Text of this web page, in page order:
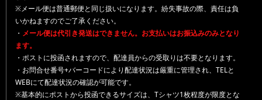
※メール便は普通郵便と同じ扱いになります。紛失事故の際、責任は負
いかねますのでご了承ください。
・ メール便は代引き発送はできません。お支払いはお振込みのみとなり
ます。
・ポストに投函されますので、配達員からの受取りは不要となります。
・お問合せ番号+バーコードにより配達状況は厳重に管理され、TELと
WEBにて配達状況の確認が可能です。
※基本的にポストから投函できるサイズは、Tシャツ1枚程度が限度とな